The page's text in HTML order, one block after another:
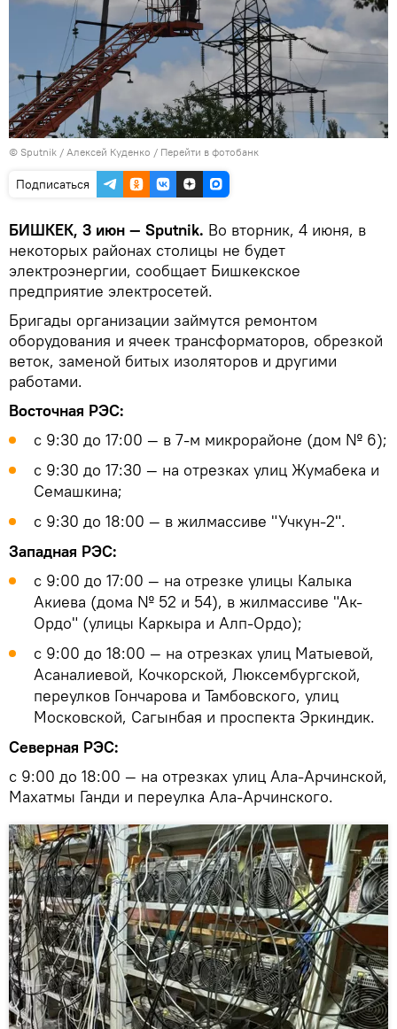
© Sputnik / Алексей Куденко / Перейти в фотобанк
Подписаться
БИШКЕК, 3 июн — Sputnik. Во вторник, 4 июня, в
некоторых районах столицы не будет
электроэнергии, сообщает Бишкекское
предприятие электросетей.
Бригады организации займутся ремонтом
оборудования и ячеек трансформаторов, обрезкой
веток, заменой битых изоляторов и другими
работами.
Восточная РЭС:
с 9:30 до 17:00 — в 7-м микрорайоне (дом № 6);
с 9:30 до 17:30 — на отрезках улиц Жумабека и
Семашкина;
с 9:30 до 18:00 — в жилмассиве "Учкун-2".
Западная РЭС:
с 9:00 до 17:00 — на отрезке улицы Калыка
Акиева (дома № 52 и 54), в жилмассиве "Ак-
Ордо" (улицы Каркыра и Алп-Ордо);
с 9:00 до 18:00 — на отрезках улиц Матыевой,
Асаналиевой, Кочкорской, Люксембургской,
переулков Гончарова и Тамбовского, улиц
Московской, Сагынбая и проспекта Эркиндик.
Северная РЭС:
с 9:00 до 18:00 — на отрезках улиц Ала-Арчинской,
Махатмы Ганди и переулка Ала-Арчинского.